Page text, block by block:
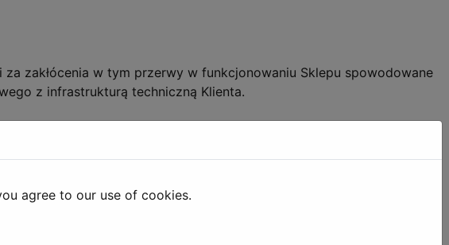
zakłócenia w tym przerwy w funkcjonowaniu Sklepu spowodowane
z infrastrukturą techniczną Klienta.
art.pl/sklep, a następnie dokonać wyboru Towaru dostępnego
wielokrotnego wprowadzania tych samych danych i otrzymywać
agree to our use of cookies.